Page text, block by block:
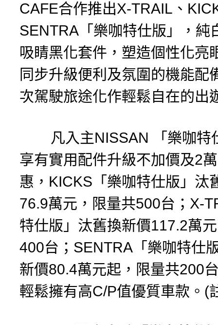
CAFE合作推出X-TRAIL、
SENTRA「樂咖特仕版」，純
吸睛黑化套件，塑造個性化亮
同步升級便利及氛圍的機能配
次駕駛旅途化作輕鬆自在的出
凡入主NISSAN 「樂咖特
享有實用配件升級不加價及2
惠，KICKS「樂咖特仕版」汰
76.9萬元，限量共500台；X-
特仕版」汰舊換新價117.2萬
400台；SENTRA「樂咖特仕
新價80.4萬元起，限量共200
輕鬆擁有高C/P值優質車款。(